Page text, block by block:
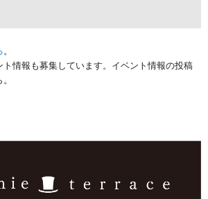
。
情報も募集しています。イベント情報の投稿